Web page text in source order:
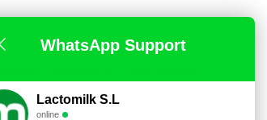
Administracion
WhatsApp Support
Lactomilk S.L
online